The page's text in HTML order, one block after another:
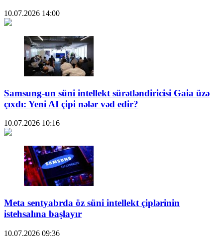
10.07.2026 14:00
Samsung-un süni intellekt sürətləndiricisi Gaia üzə
çıxdı: Yeni AI çipi nələr vəd edir?
10.07.2026 10:16
Meta sentyabrda öz süni intellekt çiplərinin
istehsalına başlayır
10.07.2026 09:36